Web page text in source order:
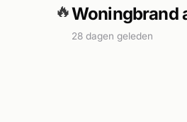
🔥Woningbrand
28 dagen geleden